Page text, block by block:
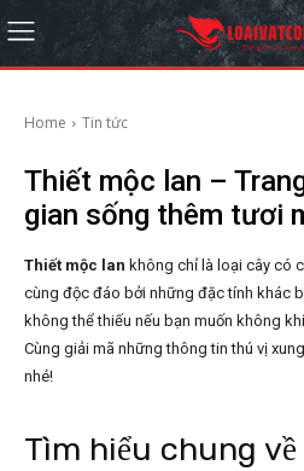
Home Tin tức
Thiết mộc lan –
gian sống thêm tươi
Thiết mộc lan không chỉ là loại cây có
cùng độc đáo bởi những đặc tính khác
không thể thiếu nếu bạn muốn không
Cùng giải mã những thông tin thú vị
nhé!
Tìm hiểu chung